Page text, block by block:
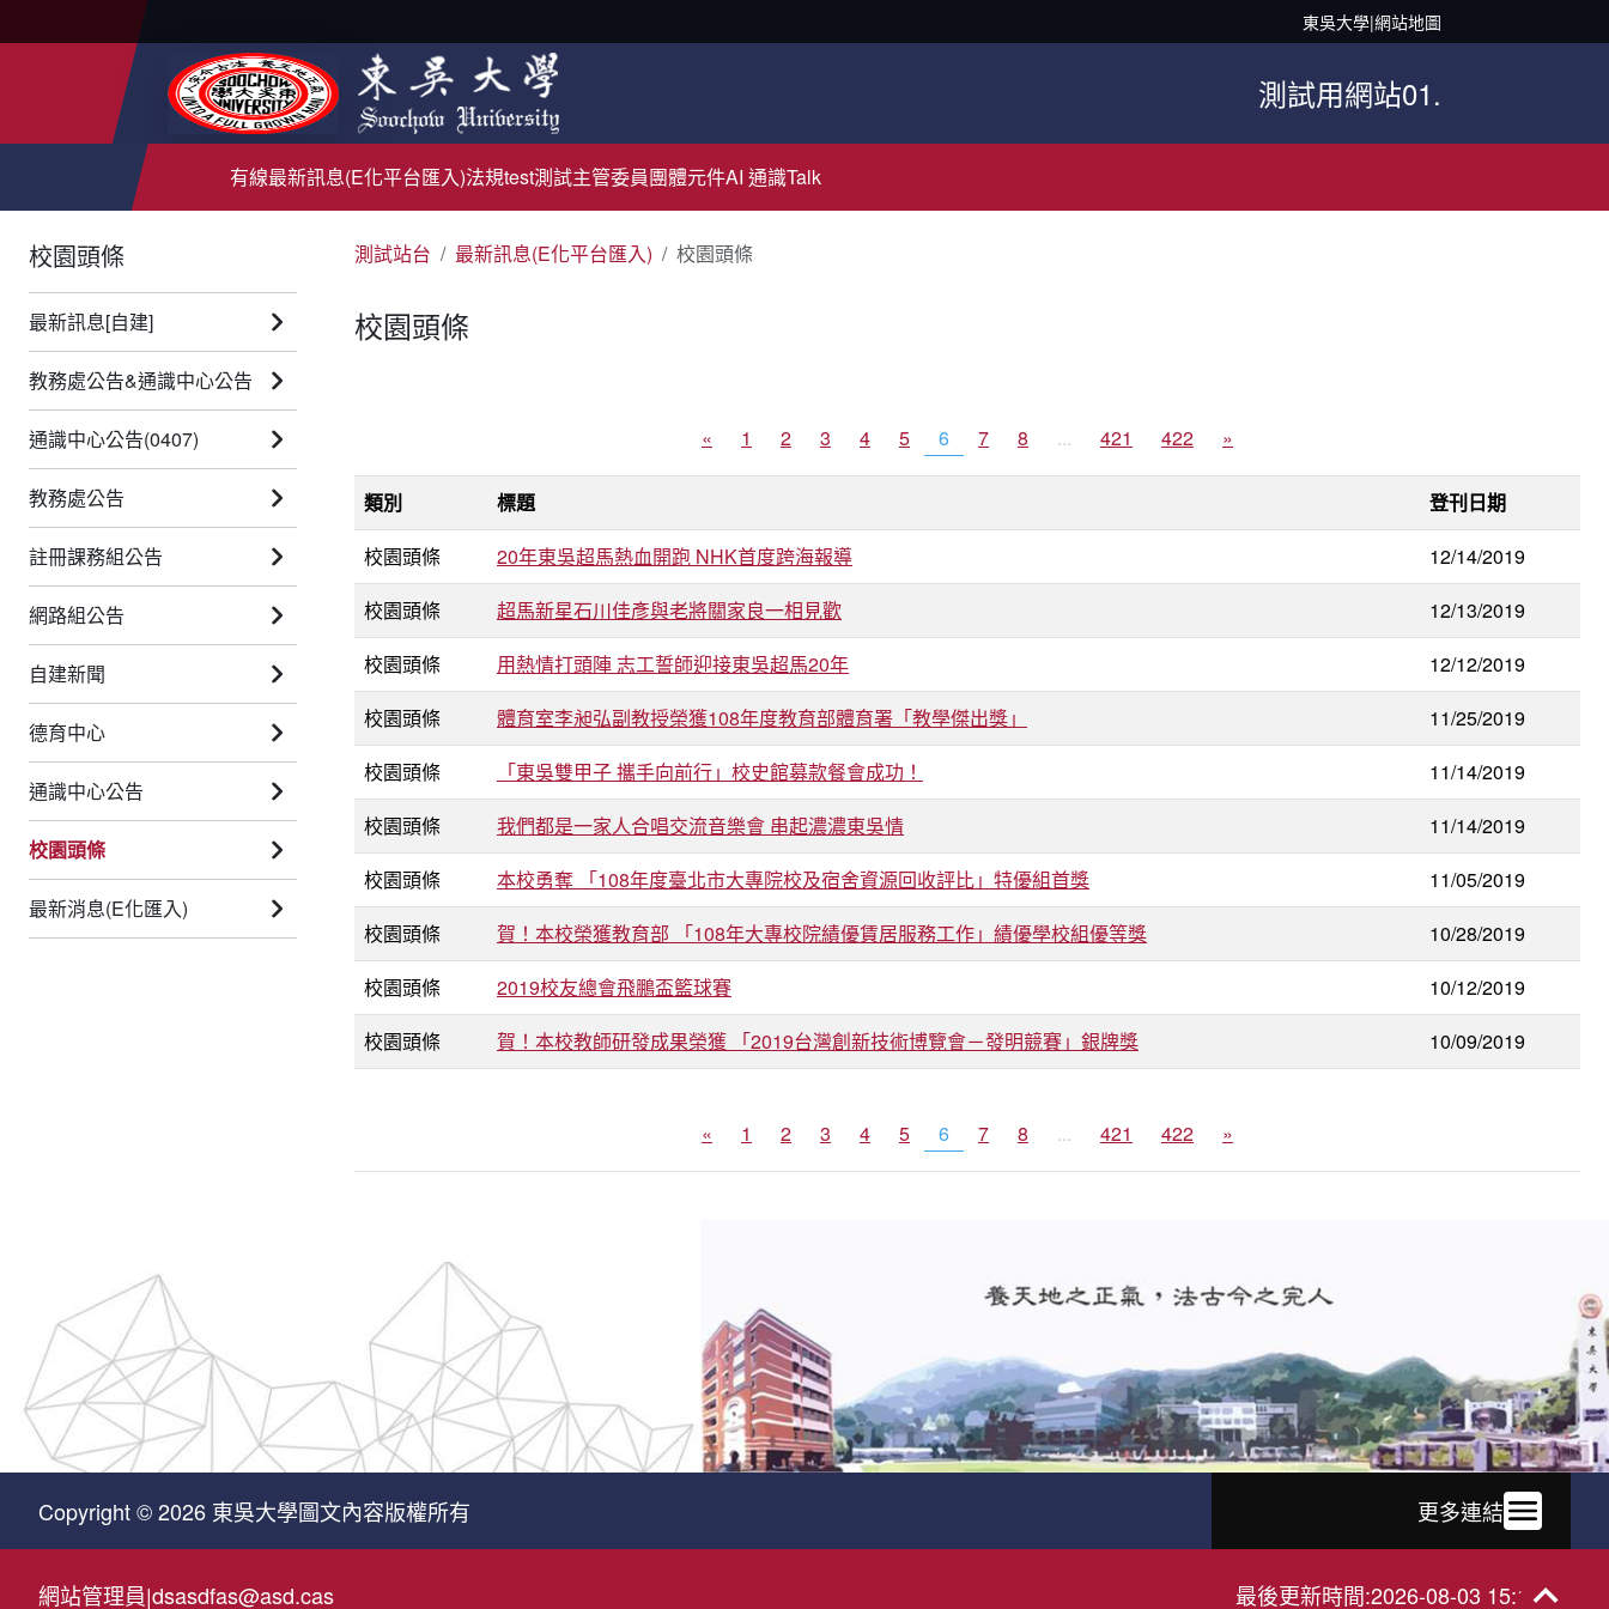
東吳大學|網站地圖
測試用網站01.
有線最新訊息(E化平台匯入)法規test測試主管委員團體元件AI 通識Talk
校園頭條
最新訊息[自建]
教務處公告&通識中心公告
通識中心公告(0407)
教務處公告
註冊課務組公告
網路組公告
自建新聞
德育中心
通識中心公告
校園頭條
最新消息(E化匯入)
測試站台 最新訊息(E化平台匯入) 校園頭條
校園頭條
« 1 2 3 4 5 6 7 8 ... 421 422 »
類別 標題
登刊日期
校園頭條
20年東吳超馬熱血開跑 NHK首度跨海報導
12/14/2019
校園頭條
超馬新星石川佳彥與老將關家良一相見歡
12/13/2019
校園頭條
用熱情打頭陣 志工誓師迎接東吳超馬20年
12/12/2019
校園頭條
體育室李昶弘副教授榮獲108年度教育部體育署「教學傑出獎」
11/25/2019
校園頭條
「東吳雙甲子 攜手向前行」校史館募款餐會成功！
11/14/2019
校園頭條
我們都是一家人合唱交流音樂會 串起濃濃東吳情
11/14/2019
校園頭條
本校勇奪 「108年度臺北市大專院校及宿舍資源回收評比」特優組首獎
11/05/2019
校園頭條
賀！本校榮獲教育部 「108年大專校院績優賃居服務工作」績優學校組優等獎
10/28/2019
校園頭條
2019校友總會飛鵬盃籃球賽
10/12/2019
校園頭條
賀！本校教師研發成果榮獲 「2019台灣創新技術博覽會－發明競賽」銀牌獎 10/09/2019
« 1 2 3 4 5 6 7 8 ... 421 422 »
Copyright © 2026 東吳大學圖文內容版權所有 更多連結
網站管理員|dsasdfas@asd.cas 最後更新時間:2026-08-03 15:18:33